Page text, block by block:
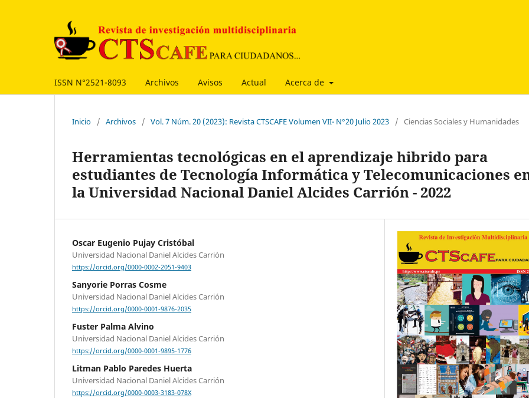
ISSN N°2521-8093 Archivos Avisos Actual Acerca de
Inicio / Archivos / Vol. 7 Núm. 20 (2023): Revista CTSCAFE Volumen VII- N°20 Julio 2023 / Ciencias Sociales y Humanidades
Herramientas tecnológicas en el aprendizaje hibrido para
estudiantes de Tecnología Informática y Telecomunicaciones
la Universidad Nacional Daniel Alcides Carrión - 2022
Oscar Eugenio Pujay Cristóbal
Universidad Nacional Daniel Alcides Carrión
https://orcid.org/0000-0002-2051-9403
Sanyorie Porras Cosme
Universidad Nacional Daniel Alcides Carrión
https://orcid.org/0000-0001-9876-2035
Fuster Palma Alvino
Universidad Nacional Daniel Alcides Carrión
https://orcid.org/0000-0001-9895-1776
Litman Pablo Paredes Huerta
Universidad Nacional Daniel Alcides Carrión
https://orcid.org/0000-0003-3183-078X